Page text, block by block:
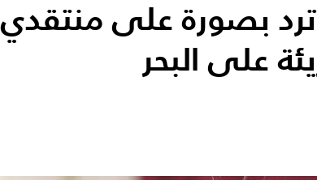
بصورة على منتقدي
على البحر